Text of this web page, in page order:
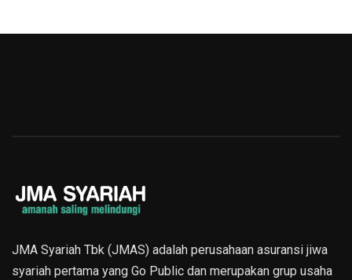
JMA Syariah Tbk (JMAS) adalah perusahaan asuransi jiwa
syariah pertama yang Go Public dan merupakan grup usaha